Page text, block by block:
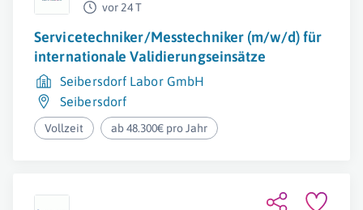
vor 24 T
Servicetechniker/Messtechniker (m/w/d) für
internationale Validierungseinsätze
Seibersdorf Labor GmbH
Seibersdorf
Vollzeit ab 48.300€ pro Jahr